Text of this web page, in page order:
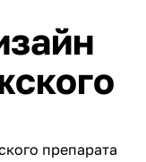
препарата